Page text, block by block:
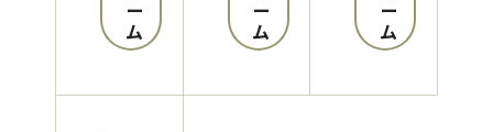
ー
ム
ー
ム
ー
ム